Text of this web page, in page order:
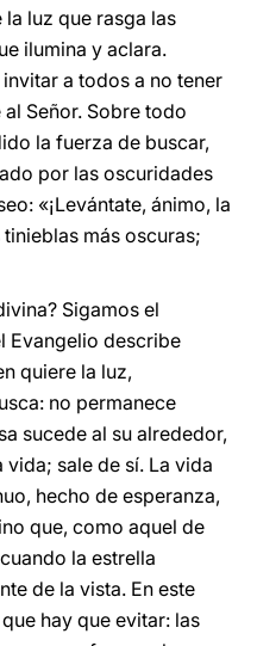
luz que rasga las
ilumina y aclara.
a todos a no tener
Señor. Sobre todo
la fuerza de buscar,
por las oscuridades
«¡Levántate, ánimo, la
más oscuras;
Sigamos el
Evangelio describe
quiere la luz,
no permanece
sucede al su alrededor,
sale de sí. La vida
hecho de esperanza,
que, como aquel de
la estrella
de la vista. En este
hay que evitar: las